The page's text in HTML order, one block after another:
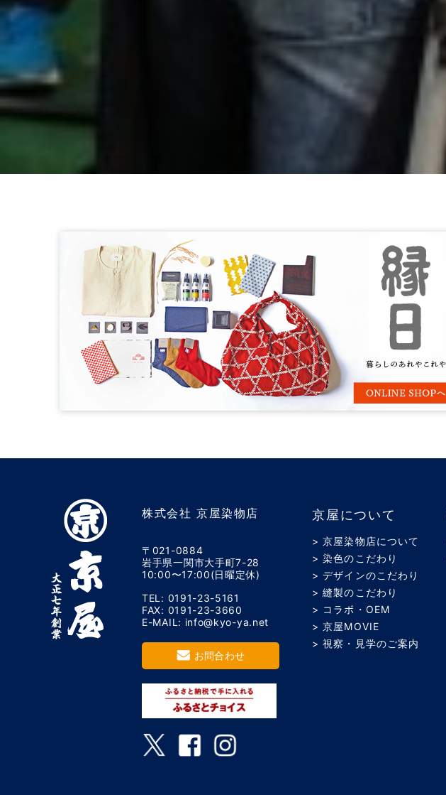
株式会社 京屋染物店
〒021-0884
岩手県一関市大手町7-28
10:00〜17:00(日曜定休)
TEL: 0191-23-5161
FAX: 0191-23-3660
E-MAIL: info@kyo-ya.net
お問合わせ
京屋について
> 京屋染物店について
> 染色のこだわり
> デザインのこだわり
> 縫製のこだわり
> コラボ・OEM
> 京屋MOVIE
> 視察・見学のご案内